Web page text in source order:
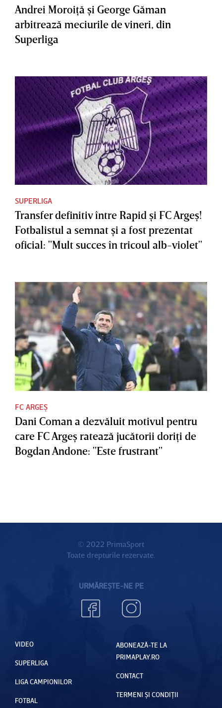
Andrei Moroiţă şi George Găman
arbitrează meciurile de vineri, din
Superliga
SUPERLIGA
Transfer definitiv între Rapid şi FC Argeş!
Fotbalistul a semnat şi a fost prezentat
oficial: "Mult succes în tricoul alb-violet"
FC ARGEȘ
Dani Coman a dezvăluit motivul pentru
care FC Argeş ratează jucătorii doriţi de
Bogdan Andone: "Este frustrant"
© 2022 PrimaSport
Toate drepturile rezervate.
URMĂREȘTE-NE PE
VIDEO
SUPERLIGA
LIGA CAMPIONILOR
FOTBAL
ABONEAZĂ-TE LA
PRIMAPLAY.RO
CONTACT
TERMENI ȘI CONDIȚII